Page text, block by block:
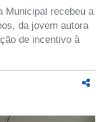
Municipal recebeu a
da jovem autora
de incentivo à